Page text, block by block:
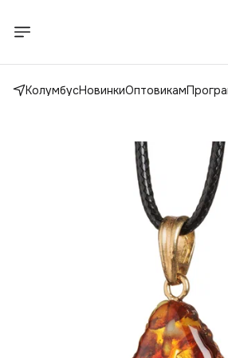
КолумбусНовинкиОптовикам